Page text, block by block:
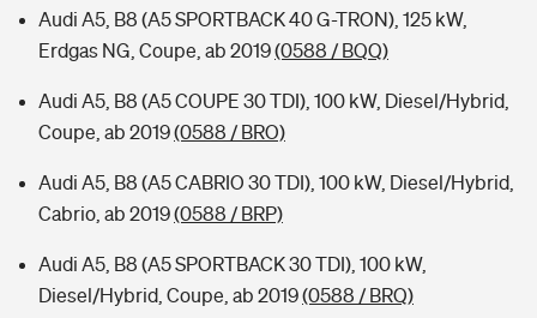
Audi A5, B8 (A5 SPORTBACK 40 G-TRON), 125 kW,
Erdgas NG, Coupe, ab 2019(0588 / BQQ)
Audi A5, B8 (A5 COUPE 30 TDI), 100 kW, Diesel/Hybrid,
Coupe, ab 2019(0588 / BRO)
Audi A5, B8 (A5 CABRIO 30 TDI), 100 kW, Diesel/Hybrid,
Cabrio, ab 2019(0588 / BRP)
Audi A5, B8 (A5 SPORTBACK 30 TDI), 100 kW,
Diesel/Hybrid, Coupe, ab 2019(0588 / BRQ)